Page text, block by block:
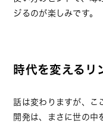
ジるのが楽しみです。
時代を変えるリ
話は変わりますが、こ
開発は、まさに世の中